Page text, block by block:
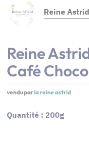
Reine Astrid
Reine
Café
vendu parla reine astrid
Quantité : 200g